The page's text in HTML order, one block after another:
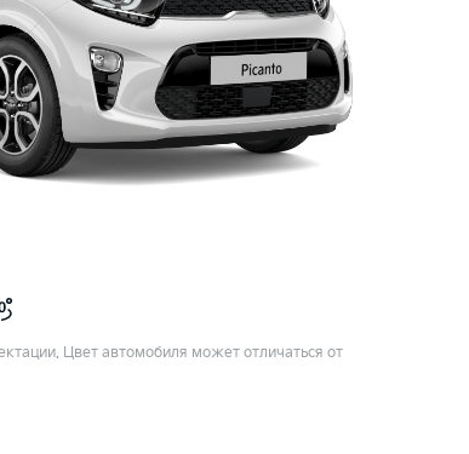
Цвет автомобиля может отличаться от